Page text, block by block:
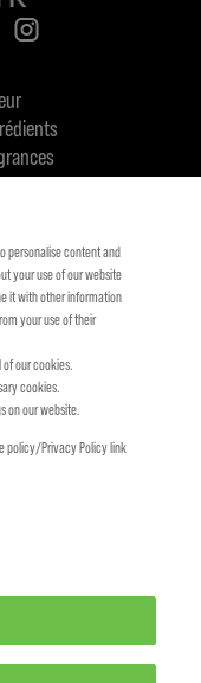
de durabilité
personalise content and
your use of our website
it with other information
your use of their
our cookies.
cookies.
on our website.
policy/Privacy Policy link